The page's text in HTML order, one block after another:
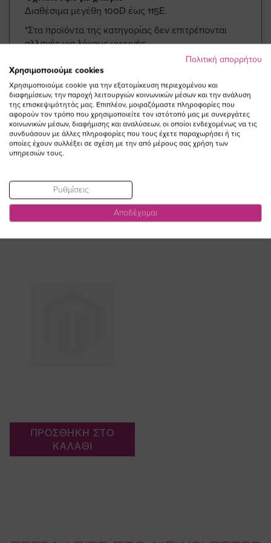
Διαθέσιμα μεγέθη 100D έως 115Ε.
*Στα προϊόντα της κατηγορίας δεν επιτρέπονται
αλλαγές για λόγους υγιεινής.
ΜΟΙΡΑΣΤΕΙΤΕ ΤΟ ΠΡΟΪΟΝ!
ΠΡΟΣΘΗΚΗ ΣΤΟ
ΚΑΛΑΘΙ
ΔΕΙΤΕ ΕΠΙΣΗΣ
Πολιτική απορρήτου
Χρησιμοποιούμε cookies
Χρησιμοποιούμε cookie για την εξατομίκευση περιεχομένου και
διαφημίσεων, την παροχή λειτουργιών κοινωνικών μέσων και την ανάλυση
της επισκεψιμότητάς μας. Επιπλέον, μοιραζόμαστε πληροφορίες που
αφορούν τον τρόπο που χρησιμοποιείτε τον ιστότοπό μας με συνεργάτες
κοινωνικών μέσων, διαφήμισης και αναλύσεων, οι οποίοι ενδεχομένως να τις
συνδυάσουν με άλλες πληροφορίες που τους έχετε παραχωρήσει ή τις
οποίες έχουν συλλέξει σε σχέση με την από μέρους σας χρήση των
υπηρεσιών τους.
Ρυθμίσεις
Αποδέχομαι